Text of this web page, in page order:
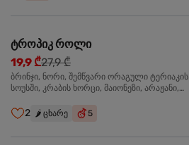
ტროპიკ როლი
19,9 ₾27,9 ₾
ბრინჯი, ნორი, შემწვარი ორაგული ტერიაკის
სოუსში, კრაბის ხორცი, მაიონეზი, არაჟანი,
სოუსი, მანგო-ჩილის გელი
2 🌶️ ცხარე 5